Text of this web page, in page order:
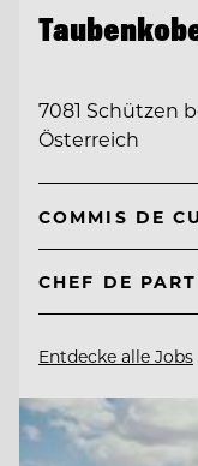
7081 Schützen
Österreich
COMMIS DE
CHEF DE
Entdecke alle Jobs